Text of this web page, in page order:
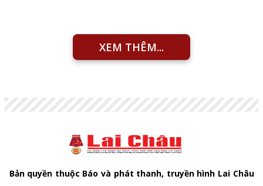
XEM THÊM...
Bản quyền thuộc Báo và phát thanh, truyền hình Lai Châu